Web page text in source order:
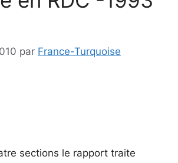
par France-Turquoise
sections le rapport traite